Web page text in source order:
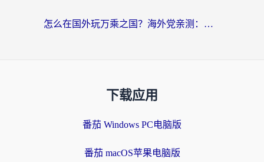
怎么在国外玩万乘之国？海外党亲测：突破限制的3个实用技巧
下载应用
番茄 Windows PC电脑版
番茄 macOS苹果电脑版